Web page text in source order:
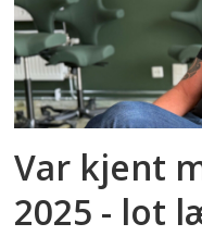
Var kjent
2025 - lot